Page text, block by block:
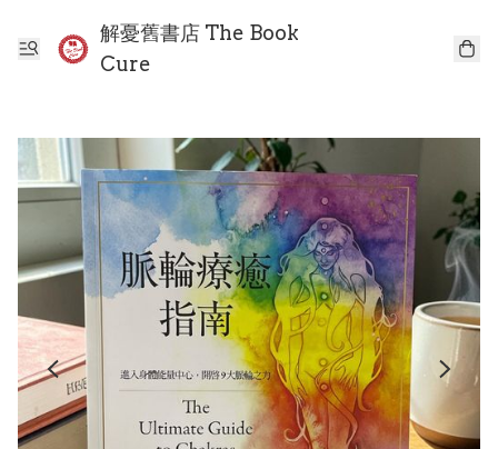
解憂舊書店 The Book
Cure